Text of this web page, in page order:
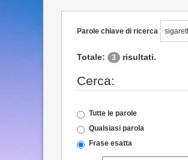
Parole chiave di ricerca
Totale: 3 risultati.
Cerca:
Tutte le parole
Qualsiasi parola
Frase esatta